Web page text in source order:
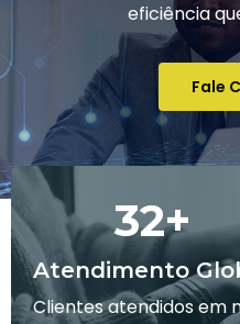
eficiência
Fale
Atendimento
32+
Clientes atendidos em